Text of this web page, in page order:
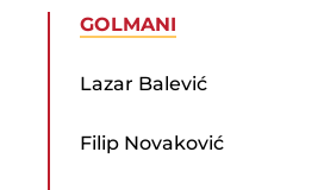
GOLMANI
Lazar Balević
Filip Novaković